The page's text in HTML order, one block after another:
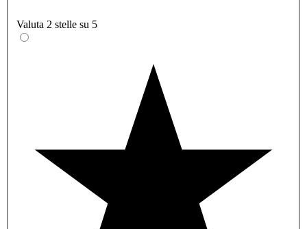
Valuta 2 stelle su 5